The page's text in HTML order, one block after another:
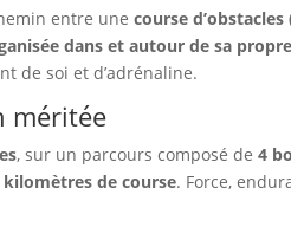
entre unecourse d’obstacles
dans et autour de sa
de soi et d’adrénaline.
méritée
, sur un parcours composé de4
kilomètres de course. Force,